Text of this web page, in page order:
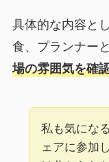
具体的な内容と
食、プランナー
場の雰囲気を確
私も気にな
ェアに参加